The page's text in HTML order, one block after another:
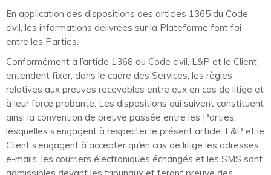
En application des dispositions des articles 1365 du Code
civil, les informations délivrées sur la Plateforme font foi
entre les Parties.
Conformément à l’article 1368 du Code civil, L&P et le Client
entendent fixer, dans le cadre des Services, les règles
relatives aux preuves recevables entre eux en cas de litige et
à leur force probante. Les dispositions qui suivent constituent
ainsi la convention de preuve passée entre les Parties,
lesquelles s’engagent à respecter le présent article. L&P et le
Client s’engagent à accepter qu’en cas de litige les adresses
e-mails, les courriers électroniques échangés et les SMS sont
admissibles devant les tribunaux et feront preuve des